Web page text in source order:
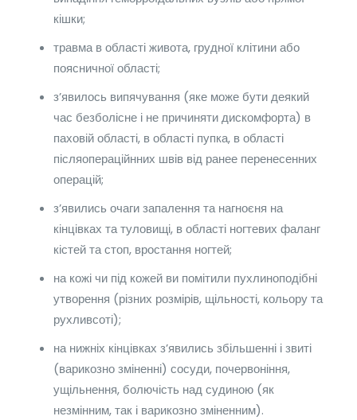
кішки;
травма в області живота, грудної клітини або
поясничної області;
з’явилось випячування (яке може бути деякий
час безболісне і не причиняти дискомфорта) в
паховій області, в області пупка, в області
післяопераційнних швів від ранее перенесенних
операцій;
з’явились очаги запалення та нагноєня на
кінцівках та туловищі, в області ногтевих фаланг
кістей та стоп, вростання ногтей;
на кожі чи під кожей ви помітили пухлиноподібні
утворення (різних розмірів, щільності, кольору та
рухливсоті);
на нижніх кінцівках з’явились збільшенні і звиті
(варикозно зміненні) сосуди, почервоніння,
ущільнення, болючість над судиною (як
незмінним, так і варикозно зміненним).